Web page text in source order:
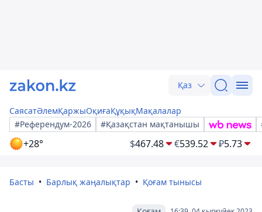
Қаз
СаясатӘлемҚаржыОқиғаҚұқықМақалалар
#Референдум-2026
#Қазақстан мақтанышы
+28° $467.48 €539.52 ₽5.73
Басты Барлық жаңалықтар Қоғам тынысы